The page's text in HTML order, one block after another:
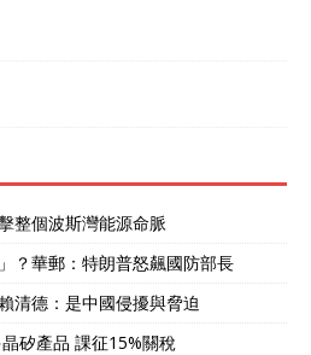
整個波斯灣能源命脈
？華郵：特朗普怒飆國防部長
德：是中國侵擾與脅迫
矽產品 課征15%關稅